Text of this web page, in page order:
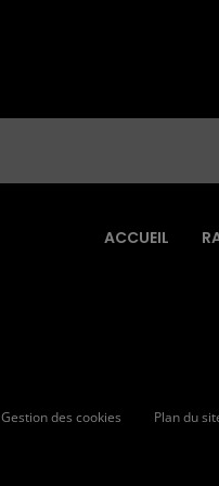
ACCUEIL
Gestion des cookies Plan du